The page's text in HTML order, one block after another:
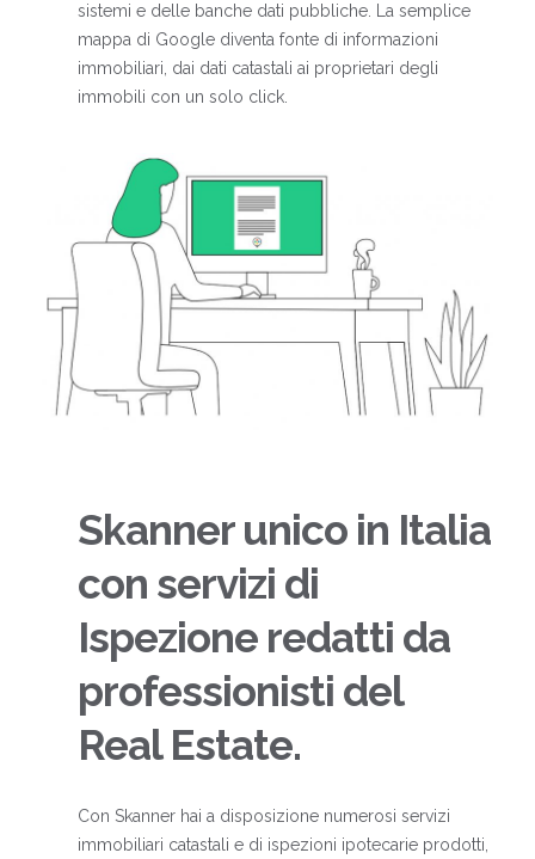
sistemi e delle banche dati pubbliche. La semplice
mappa di Google diventa fonte di informazioni
immobiliari, dai dati catastali ai proprietari degli
immobili con un solo click.
Skanner unico in Italia
con servizi di
Ispezione redatti da
professionisti del
Real Estate.
Con Skanner hai a disposizione numerosi servizi
immobiliari catastali e di ispezioni ipotecarie prodotti,